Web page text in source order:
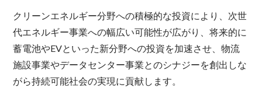
クリーンエネルギー分野への積極的な投資により、次世
代エネルギー事業への幅広い可能性が広がり、将来的に
蓄電池やEVといった新分野への投資を加速させ、物流
施設事業やデータセンター事業とのシナジーを創出しな
がら持続可能社会の実現に貢献します。